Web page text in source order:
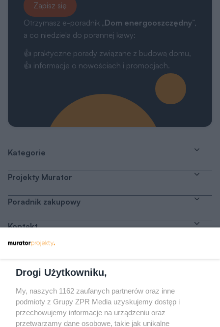
Zapisz się
Otrzymasz e-poradnik „Dom energooszczędny”,
a co niedziela do porannej kawy:
👍 praktyczne porady związane z budową domu,
👍 informacje o nowościach i promocjach.
Kategorie
Projekty Murator
Poradnik zakupowy
Kontakt
Odwiedź grupę na Facebooku
Drogi Użytkowniku,
My, naszych 1162 zaufanych partnerów oraz inne
podmioty z Grupy ZPR Media uzyskujemy dostęp i
przechowujemy informacje na urządzeniu oraz
przetwarzamy dane osobowe, takie jak unikalne